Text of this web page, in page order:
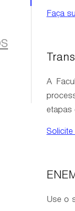
Faça
A
etapas
Use o